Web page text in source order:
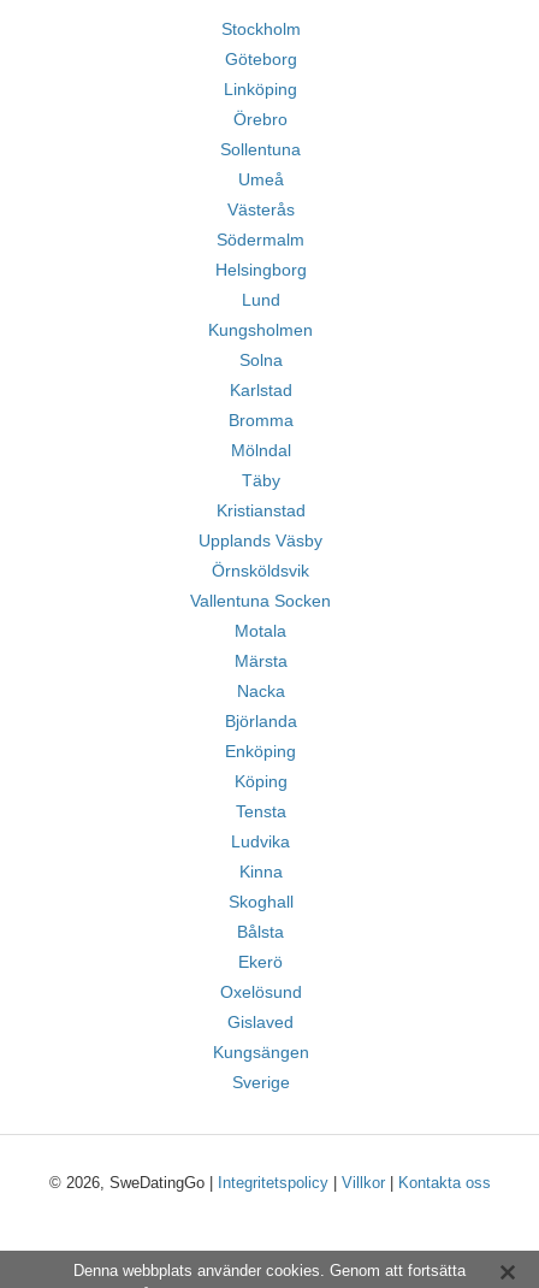
Stockholm
Göteborg
Linköping
Örebro
Sollentuna
Umeå
Västerås
Södermalm
Helsingborg
Lund
Kungsholmen
Solna
Karlstad
Bromma
Mölndal
Täby
Kristianstad
Upplands Väsby
Örnsköldsvik
Vallentuna Socken
Motala
Märsta
Nacka
Björlanda
Enköping
Köping
Tensta
Ludvika
Kinna
Skoghall
Bålsta
Ekerö
Oxelösund
Gislaved
Kungsängen
Sverige
© 2026, SweDatingGo | Integritetspolicy| Villkor| Kontakta oss
Denna webbplats använder cookies. Genom att fortsätta